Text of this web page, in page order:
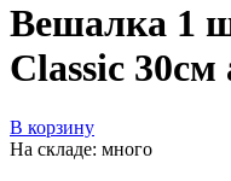
Вешалка 1
Classic
В корзину
На складе: много